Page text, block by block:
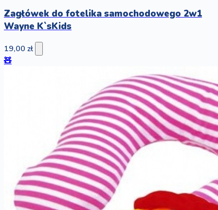
Zagłówek do fotelika samochodowego 2w1
Wayne K`sKids
19,00 zł
🧸